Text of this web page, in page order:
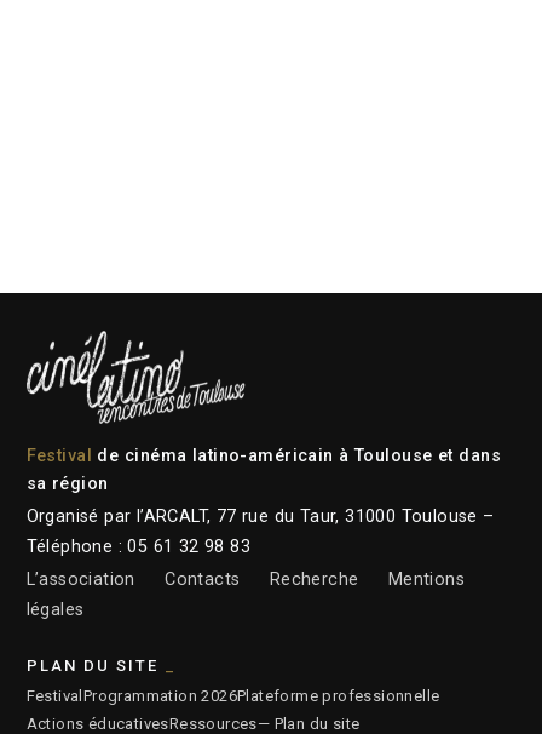
Festival
de cinéma latino-américain à Toulouse et dans
sa région
Organisé par l’ARCALT, 77 rue du Taur, 31000 Toulouse –
Téléphone : 05 61 32 98 83
L’association
Contacts Recherche
Mentions
légales
PLAN DU SITE
Festival Programmation 2026Plateforme professionnelle
Actions éducativesRessources— Plan du site